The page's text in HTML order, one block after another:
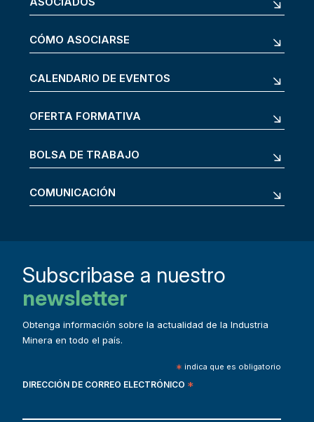
CÓMO ASOCIARSE
CALENDARIO DE EVENTOS
OFERTA FORMATIVA
BOLSA DE TRABAJO
COMUNICACIÓN
Subscribase a nuestro
newsletter
Obtenga información sobre la actualidad de la Industria
Minera en todo el país.
* indica que es obligatorio
DIRECCIÓN DE CORREO ELECTRÓNICO *